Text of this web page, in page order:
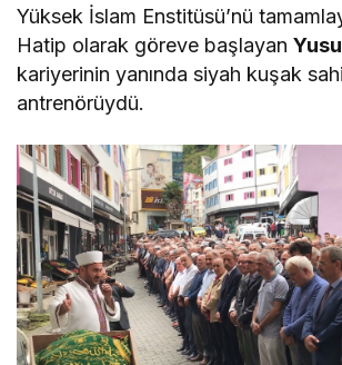
Yüksek İslam Enstitüsü’nü
Hatip olarak göreve başlayan
kariyerinin yanında siyah kuşak
antrenörüydü.